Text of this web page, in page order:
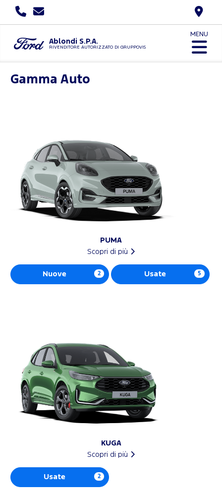
Ablondi S.P.A.
RIVENDITORE AUTORIZZATO DI GRUPPOVIS
MENU
Gamma Auto
PUMA
Scopri di più
Nuove 2 Usate 5
KUGA
Scopri di più
Usate 2